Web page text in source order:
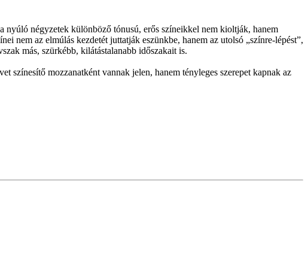
nyúló négyzetek különböző tónusú, erős színeikkel nem kioltják, hanem
nem az elmúlás kezdetét juttatják eszünkbe, hanem az utolsó „színre-lépést”,
más, szürkébb, kilátástalanabb időszakait is.
mozzanatként vannak jelen, hanem tényleges szerepet kapnak az